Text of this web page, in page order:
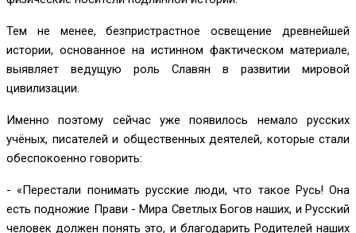
Тем не менее, безпристрастное освещение древнейшей
истории, основанное на истинном фактическом материале,
выявляет ведущую роль Славян в развитии мировой
цивилизации.
Именно поэтому сейчас уже появилось немало русских
учёных, писателей и общественных деятелей, которые стали
обеспокоенно говорить:
- «Перестали понимать русские люди, что такое Русь! Она
есть подножие Прави - Мира Светлых Богов наших, и Русский
человек должен понять это, и благодарить Родителей наших